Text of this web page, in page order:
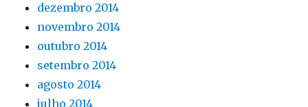
dezembro 2014
novembro 2014
outubro 2014
setembro 2014
agosto 2014
julho 2014